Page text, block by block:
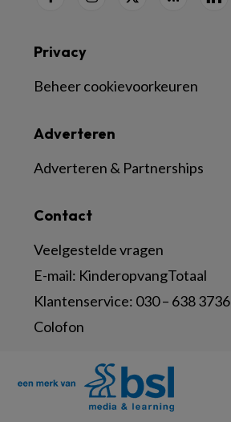
Contact
Veelgestelde vragen
E-mail: KinderopvangTotaal
Klantenservice: 030 – 638 3736
Colofon
Adverteren
Adverteren & Partnerships
Privacy
Beheer cookievoorkeuren